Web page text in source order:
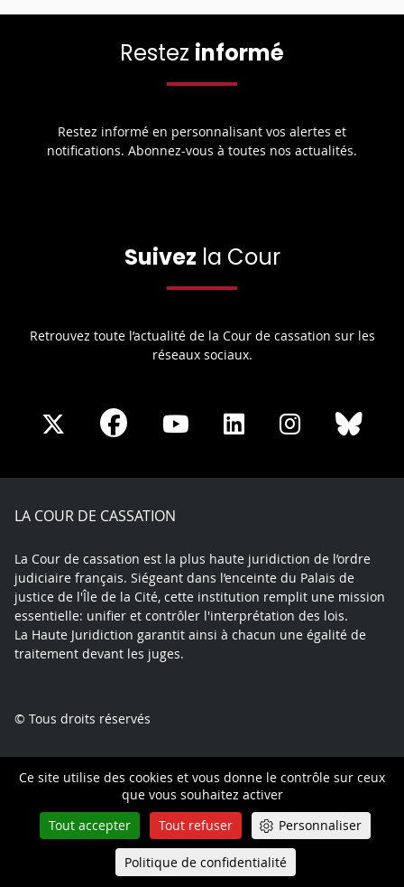
Ce site utilise des cookies et vous donne le contrôle sur ceux
que vous souhaitez activer
Tout accepter
Tout refuser Personnaliser
Politique de confidentialité
Restez informé
Restez informé en personnalisant vos alertes et
notifications. Abonnez-vous à toutes nos actualités.
Suivez la Cour
Retrouvez toute l’actualité de la Cour de cassation sur les
réseaux sociaux.
Share
X
Share
Facebook
Share
Youtube
Share
LinkedIn
Share
Instagram
LA COUR DE CASSATION
La Cour de cassation est la plus haute juridiction de l’ordre
judiciaire français. Siégeant dans l’enceinte du Palais de
justice de l'Île de la Cité, cette institution remplit une mission
essentielle: unifier et contrôler l'interprétation des lois.
La Haute Juridiction garantit ainsi à chacun une égalité de
traitement devant les juges.
© Tous droits réservés
DÉMARCHES
Comment faire un pourvoi
Suivre mon affaire
Aide juridictionnelle
Certificat de non pourvoi
Queue-Fair